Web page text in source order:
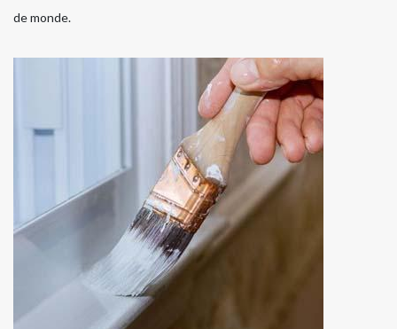
de monde.